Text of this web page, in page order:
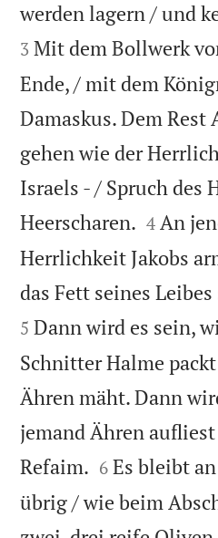
werden lagern / und
3 Mit dem Bollwerk
Ende, / mit dem
Damaskus. Dem Rest
gehen wie der
Israels - / Spruch des
Heerscharen. 

4 An
Herrlichkeit Jakobs
das Fett seines
5 Dann wird es sein,
Schnitter Halme
Ähren mäht. Dann
jemand Ähren
Refaim. 

6 Es bleibt
übrig / wie beim